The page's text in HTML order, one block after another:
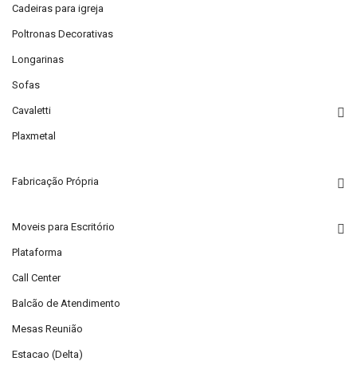
Cadeiras para igreja
Poltronas Decorativas
Longarinas
Sofas
Cavaletti
Plaxmetal
Fabricação Própria
Moveis para Escritório
Plataforma
Call Center
Balcão de Atendimento
Mesas Reunião
Estacao (Delta)